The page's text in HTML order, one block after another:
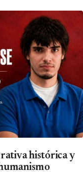
histórica y